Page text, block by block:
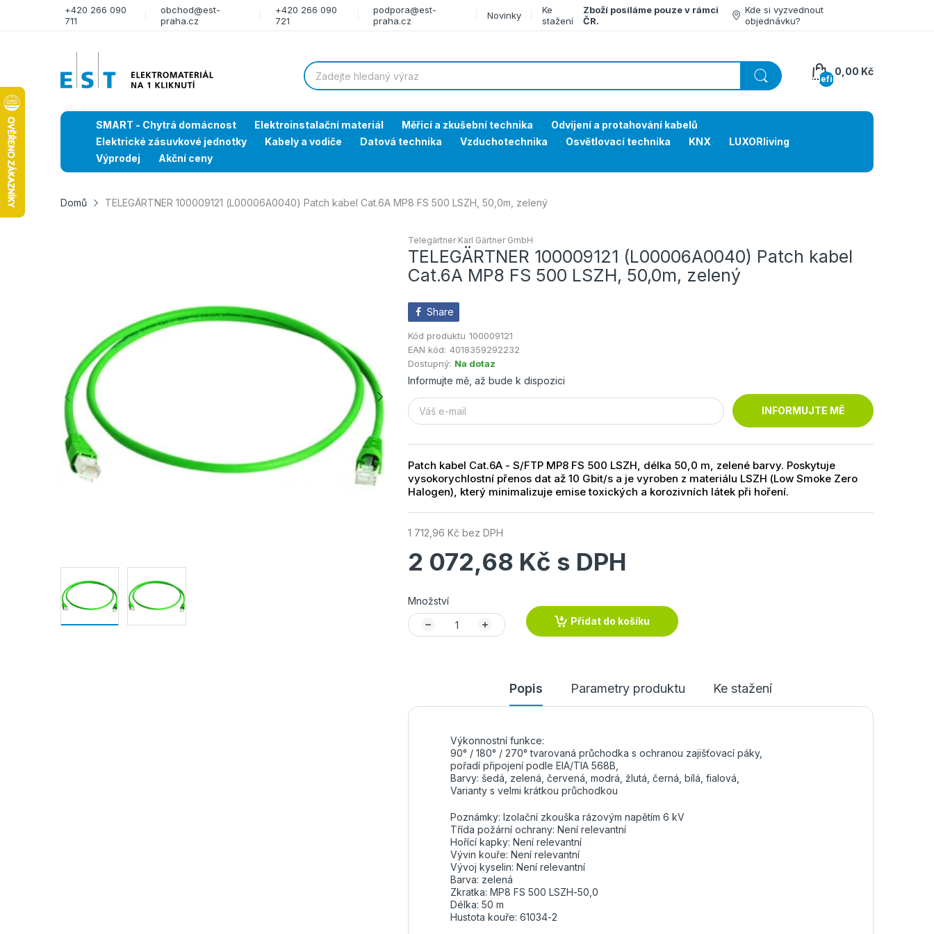
+420 266 090
711
obchod@est-
praha.cz
+420 266 090
721
podpora@est-
praha.cz
Novinky
Ke
stažení
Zboží posíláme pouze v rámci
ČR.
Kde si vyzvednout
objednávku?
undefined
0,00 Kč
SMART - Chytrá domácnost Elektroinstalační materiál Měřicí a zkušební technika
Odvíjení a protahování kabelů
Elektrické zásuvkové jednotky
Kabely a vodiče Datová technika Vzduchotechnika Osvětlovací technika KNX
LUXORliving
Výprodej
Akční ceny
Domů TELEGÄRTNER 100009121 (L00006A0040) Patch kabel Cat.6A MP8 FS 500 LSZH, 50,0m, zelený
Telegärtner Karl Gärtner GmbH
TELEGÄRTNER 100009121 (L00006A0040) Patch kabel
Cat.6A MP8 FS 500 LSZH, 50,0m, zelený
Share
Kód produktu 100009121
EAN kód: 4018359292232
Dostupný: Na dotaz
Informujte mě, až bude k dispozici
INFORMUJTE MĚ
Patch kabel Cat.6A - S/FTP MP8 FS 500 LSZH, délka 50,0 m, zelené barvy. Poskytuje
vysokorychlostní přenos dat až 10 Gbit/s a je vyroben z materiálu LSZH (Low Smoke Zero
Halogen), který minimalizuje emise toxických a korozivních látek při hoření.
1 712,96 Kč bez DPH
2 072,68 Kč s DPH
Množství
Přidat do košíku
Popis Parametry produktu Ke stažení
Výkonnostní funkce:
90° / 180° / 270° tvarovaná průchodka s ochranou zajišťovací páky,
pořadí připojení podle EIA/TIA 568B,
Barvy: šedá, zelená, červená, modrá, žlutá, černá, bílá, fialová,
Varianty s velmi krátkou průchodkou
Poznámky: Izolační zkouška rázovým napětím 6 kV
Třída požární ochrany: Není relevantní
Hořící kapky: Není relevantní
Vývin kouře: Není relevantní
Vývoj kyselin: Není relevantní
Barva: zelená
Zkratka: MP8 FS 500 LSZH-50,0
Délka: 50 m
Hustota kouře: 61034-2